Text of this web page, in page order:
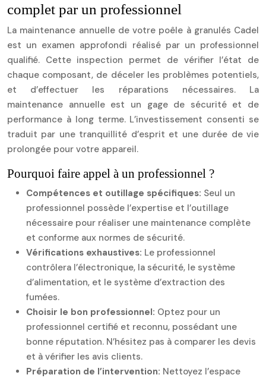
complet par un professionnel
La maintenance annuelle de votre poêle à granulés Cadel
est un examen approfondi réalisé par un professionnel
qualifié. Cette inspection permet de vérifier l’état de
chaque composant, de déceler les problèmes potentiels,
et d’effectuer les réparations nécessaires. La
maintenance annuelle est un gage de sécurité et de
performance à long terme. L’investissement consenti se
traduit par une tranquillité d’esprit et une durée de vie
prolongée pour votre appareil.
Pourquoi faire appel à un professionnel ?
Compétences et outillage spécifiques: Seul un
professionnel possède l’expertise et l’outillage
nécessaire pour réaliser une maintenance complète
et conforme aux normes de sécurité.
Vérifications exhaustives: Le professionnel
contrôlera l’électronique, la sécurité, le système
d’alimentation, et le système d’extraction des
fumées.
Choisir le bon professionnel: Optez pour un
professionnel certifié et reconnu, possédant une
bonne réputation. N’hésitez pas à comparer les devis
et à vérifier les avis clients.
Préparation de l’intervention: Nettoyez l’espace